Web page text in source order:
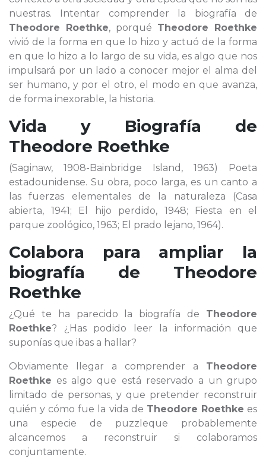
nuestras. Intentar comprender la biografía de
Theodore Roethke, porqué Theodore Roethke
vivió de la forma en que lo hizo y actuó de la forma
en que lo hizo a lo largo de su vida, es algo que nos
impulsará por un lado a conocer mejor el alma del
ser humano, y por el otro, el modo en que avanza,
de forma inexorable, la historia.
Vida y Biografía de
Theodore Roethke
(Saginaw, 1908-Bainbridge Island, 1963) Poeta
estadounidense. Su obra, poco larga, es un canto a
las fuerzas elementales de la naturaleza (Casa
abierta, 1941; El hijo perdido, 1948; Fiesta en el
parque zoológico, 1963; El prado lejano, 1964).
Colabora para ampliar la
biografía de Theodore
Roethke
¿Qué te ha parecido la biografía de Theodore
Roethke? ¿Has podido leer la información que
suponías que ibas a hallar?
Obviamente llegar a comprender a Theodore
Roethke es algo que está reservado a un grupo
limitado de personas, y que pretender reconstruir
quién y cómo fue la vida de Theodore Roethke es
una especie de puzzleque probablemente
alcancemos a reconstruir si colaboramos
conjuntamente.